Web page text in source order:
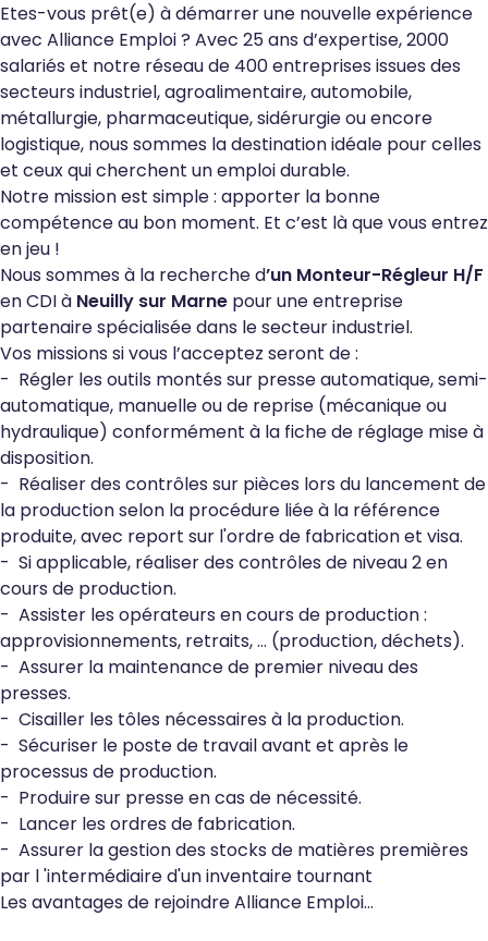
Etes-vous prêt(e) à démarrer une nouvelle expérience
avec Alliance Emploi ? Avec 25 ans d’expertise, 2000
salariés et notre réseau de 400 entreprises issues des
secteurs industriel, agroalimentaire, automobile,
métallurgie, pharmaceutique, sidérurgie ou encore
logistique, nous sommes la destination idéale pour celles
et ceux qui cherchent un emploi durable.
Notre mission est simple : apporter la bonne
compétence au bon moment. Et c’est là que vous entrez
en jeu !
Nous sommes à la recherche d’un Monteur-Régleur H/F
en CDI à Neuilly sur Marne pour une entreprise
partenaire spécialisée dans le secteur industriel.
Vos missions si vous l’acceptez seront de :
- Régler les outils montés sur presse automatique, semi-
automatique, manuelle ou de reprise (mécanique ou
hydraulique) conformément à la fiche de réglage mise à
disposition.
- Réaliser des contrôles sur pièces lors du lancement de
la production selon la procédure liée à la référence
produite, avec report sur l'ordre de fabrication et visa.
- Si applicable, réaliser des contrôles de niveau 2 en
cours de production.
- Assister les opérateurs en cours de production :
approvisionnements, retraits, ... (production, déchets).
- Assurer la maintenance de premier niveau des
presses.
- Cisailler les tôles nécessaires à la production.
- Sécuriser le poste de travail avant et après le
processus de production.
- Produire sur presse en cas de nécessité.
- Lancer les ordres de fabrication.
- Assurer la gestion des stocks de matières premières
par l 'intermédiaire d'un inventaire tournant
Les avantages de rejoindre Alliance Emploi…